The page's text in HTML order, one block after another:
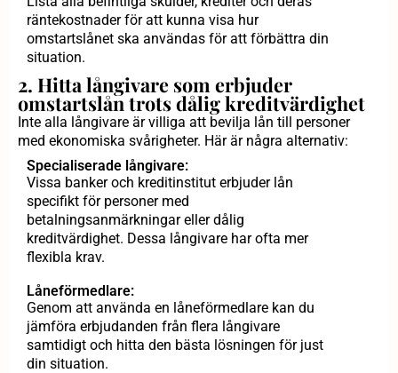
räntekostnader för att kunna visa hur
omstartslånet ska användas för att förbättra din
situation.
2. Hitta långivare som erbjuder
omstartslån trots dålig kreditvärdighet
Inte alla långivare är villiga att bevilja lån till personer
med ekonomiska svårigheter. Här är några alternativ:
Specialiserade långivare:
Vissa banker och kreditinstitut erbjuder lån
specifikt för personer med
betalningsanmärkningar eller dålig
kreditvärdighet. Dessa långivare har ofta mer
flexibla krav.
Låneförmedlare:
Genom att använda en låneförmedlare kan du
jämföra erbjudanden från flera långivare
samtidigt och hitta den bästa lösningen för just
din situation.